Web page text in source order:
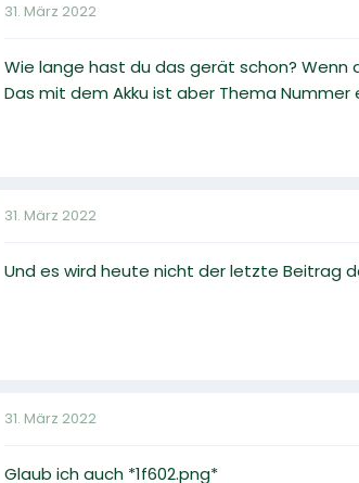
31. März 2022
Wie lange hast du das gerät schon? Wenn
Das mit dem Akku ist aber Thema
31. März 2022
Und es wird heute nicht der letzte Beitrag
31. März 2022
Glaub ich auch *1f602.png*